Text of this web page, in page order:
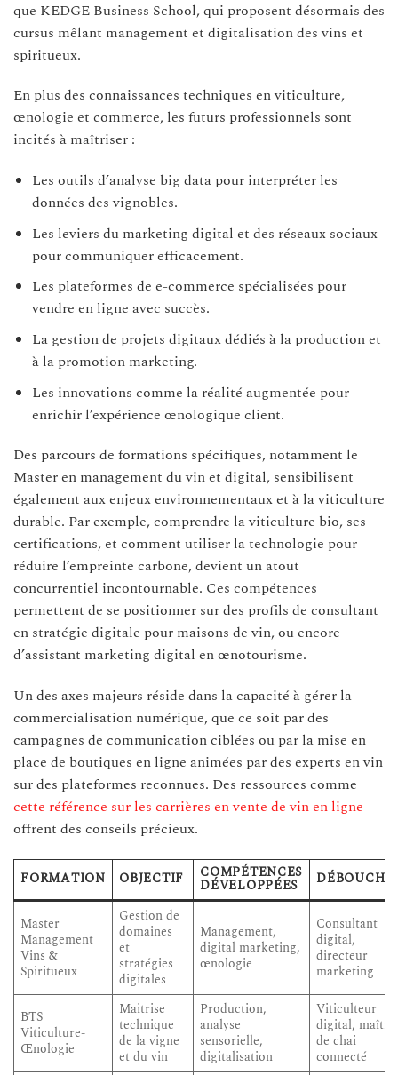
que KEDGE Business School, qui proposent désormais des
cursus mêlant management et digitalisation des vins et
spiritueux.
En plus des connaissances techniques en viticulture,
œnologie et commerce, les futurs professionnels sont
incités à maîtriser :
Les outils d’analyse big data pour interpréter les
données des vignobles.
Les leviers du marketing digital et des réseaux sociaux
pour communiquer efficacement.
Les plateformes de e-commerce spécialisées pour
vendre en ligne avec succès.
La gestion de projets digitaux dédiés à la production et
à la promotion marketing.
Les innovations comme la réalité augmentée pour
enrichir l’expérience œnologique client.
Des parcours de formations spécifiques, notamment le
Master en management du vin et digital, sensibilisent
également aux enjeux environnementaux et à la viticulture
durable. Par exemple, comprendre la viticulture bio, ses
certifications, et comment utiliser la technologie pour
réduire l’empreinte carbone, devient un atout
concurrentiel incontournable. Ces compétences
permettent de se positionner sur des profils de consultant
en stratégie digitale pour maisons de vin, ou encore
d’assistant marketing digital en œnotourisme.
Un des axes majeurs réside dans la capacité à gérer la
commercialisation numérique, que ce soit par des
campagnes de communication ciblées ou par la mise en
place de boutiques en ligne animées par des experts en vin
sur des plateformes reconnues. Des ressources comme
cette référence sur les carrières en vente de vin en ligne
offrent des conseils précieux.
FORMATION OBJECTIF COMPÉTENCES
DÉVELOPPÉES
Master
Management
Vins &
Spiritueux
Gestion de
domaines
et
stratégies
digitales
Management,
digital marketing,
œnologie
Consultant
digital,
directeur
marketing
BTS
Viticulture-
Œnologie
Maitrise
technique
de la vigne
et du vin
Production,
analyse
sensorielle,
digitalisation
Viticulteur
digital, maître
de chai
connecté